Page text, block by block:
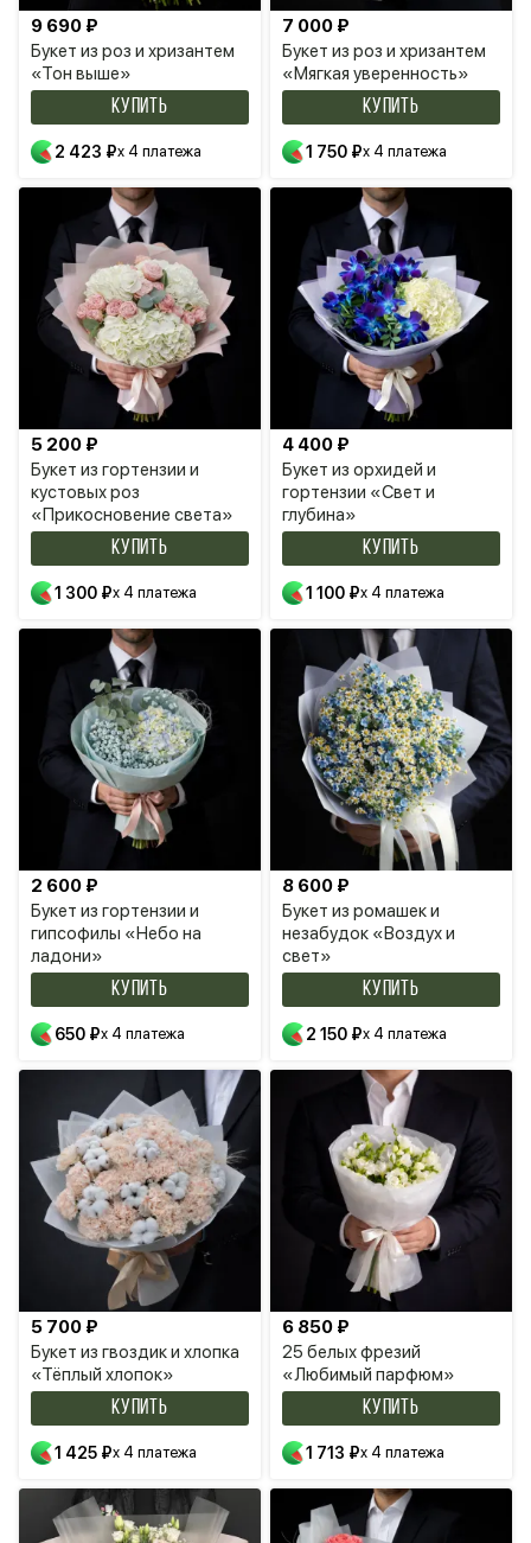
Букет из роз и хризантем
«Тон выше»
9 690 ₽
КУПИТЬ
2 423 ₽x 4 платежа
Букет из роз и хризантем
«Мягкая уверенность»
7 000 ₽
КУПИТЬ
1 750 ₽x 4 платежа
Букет из гортензии и
кустовых роз
«Прикосновение света»
5 200 ₽
КУПИТЬ
1 300 ₽x 4 платежа
Букет из орхидей и
гортензии «Свет и
глубина»
4 400 ₽
КУПИТЬ
1 100 ₽x 4 платежа
Букет из гортензии и
гипсофилы «Небо на
ладони»
2 600 ₽
КУПИТЬ
650 ₽x 4 платежа
Букет из ромашек и
незабудок «Воздух и
свет»
8 600 ₽
КУПИТЬ
2 150 ₽x 4 платежа
Букет из гвоздик и хлопка
«Тёплый хлопок»
5 700 ₽
КУПИТЬ
1 425 ₽x 4 платежа
25 белых фрезий
«Любимый парфюм»
6 850 ₽
КУПИТЬ
1 713 ₽x 4 платежа